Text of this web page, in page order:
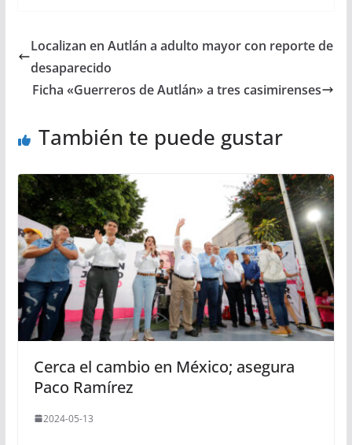
Localizan en Autlán a adulto mayor con reporte de
desaparecido
Ficha «Guerreros de Autlán» a tres casimirenses
También te puede gustar
Cerca el cambio en México; asegura
Paco Ramírez
2024-05-13